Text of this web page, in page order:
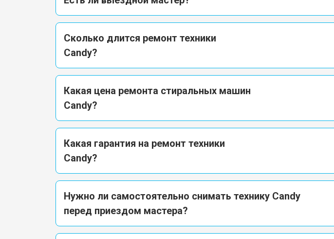
Сколько длится ремонт техники
Candy?
Какая цена ремонта стиральных машин
Candy?
Какая гарантия на ремонт техники
Candy?
Нужно ли самостоятельно снимать технику Candy
перед приездом мастера?